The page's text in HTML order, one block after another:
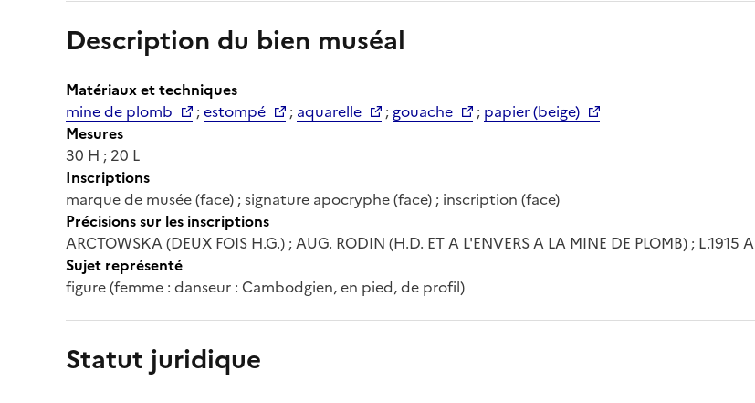
Description du bien muséal
Matériaux et techniques
mine de plomb
;estompé ; aquarelle ; gouache ; papier (beige)
Mesures
30 H ; 20 L
Inscriptions
marque de musée (face) ; signature apocryphe (face) ; inscription (face)
Précisions sur les inscriptions
ARCTOWSKA (DEUX FOIS H.G.) ; AUG. RODIN (H.D. ET A L'ENVERS A LA MINE DE PLOMB) ; L.1915 A
Sujet représenté
figure (femme : danseur : Cambodgien, en pied, de profil)
Statut juridique